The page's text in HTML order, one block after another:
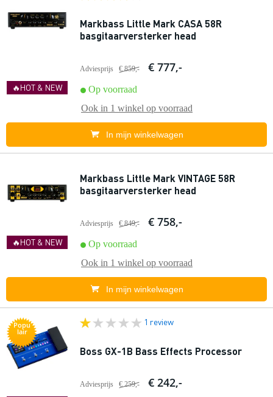
🔥HOT & NEW
Markbass Little Mark CASA 58R
basgitaarversterker head
Adviesprijs € 859,- € 777,-
Op voorraad
Ook in 1 winkel op voorraad
In mijn winkelwagen
🔥HOT & NEW
Markbass Little Mark VINTAGE 58R
basgitaarversterker head
Adviesprijs € 849,- € 758,-
Op voorraad
Ook in 1 winkel op voorraad
In mijn winkelwagen
Popu
lair
1 review
Boss GX-1B Bass Effects Processor
Adviesprijs € 259,- € 242,-